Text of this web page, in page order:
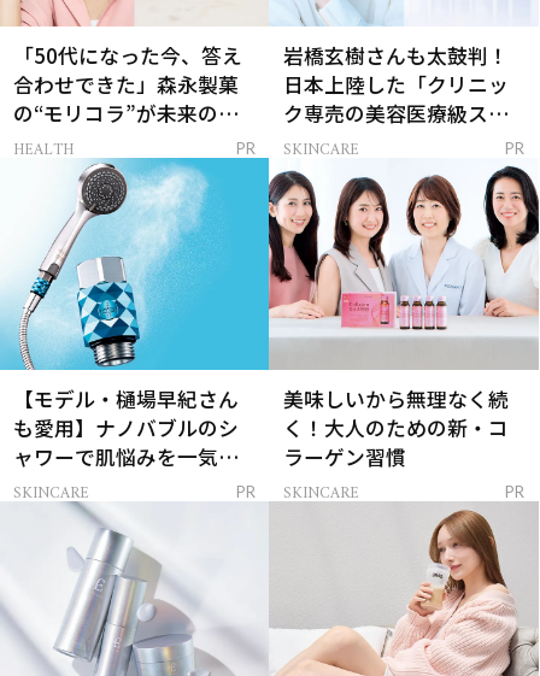
「50代になった今、答え
合わせできた」森永製菓
の“モリコラ”が未来のキ
レイを連れてくる！
HEALTH PR
岩橋玄樹さんも太鼓判！
日本上陸した「クリニッ
ク専売の美容医療級スキ
ンケア」
SKINCARE PR
【モデル・樋場早紀さん
も愛用】ナノバブルのシ
ャワーで肌悩みを一気に
解決
SKINCARE PR
美味しいから無理なく続
く！大人のための新・コ
ラーゲン習慣
SKINCARE PR